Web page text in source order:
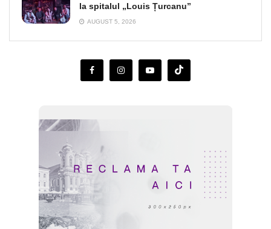
la spitalul „Louis Țurcanu”
AUGUST 5, 2026